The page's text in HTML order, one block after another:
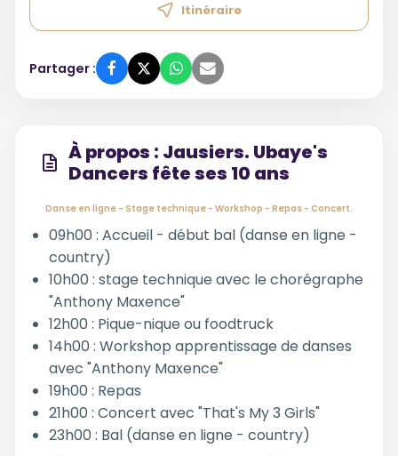
Itinéraire
Partager :
À propos : Jausiers. Ubaye's
Dancers fête ses 10 ans
Danse en ligne - Stage technique - Workshop - Repas - Concert.
09h00 : Accueil - début bal (danse en ligne -
country)
10h00 : stage technique avec le chorégraphe
"Anthony Maxence"
12h00 : Pique-nique ou foodtruck
14h00 : Workshop apprentissage de danses
avec "Anthony Maxence"
19h00 : Repas
21h00 : Concert avec "That's My 3 Girls"
23h00 : Bal (danse en ligne - country)